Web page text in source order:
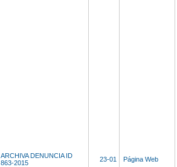
ARCHIVA DENUNCIA ID
863-2015
23-01 Página Web